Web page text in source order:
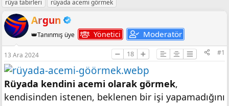
n
b
u
y
u
b
a
ş
l
t
ş
l
a
n
g
ç
t
a
i
e
a
p
l
r
ö
ü
n
t
ü
l
e
m
e
t
l
e
r
rüya tabirleri
rüyada acemi görmek
Argun
👑Tanınmış üye Yönetici Moderatör
13 Ara 2024 ➖ 18 ➕ #1
Rüyada kendini acemi olarak görmek,
kendisinden istenen, beklenen bir işi yapamadığını